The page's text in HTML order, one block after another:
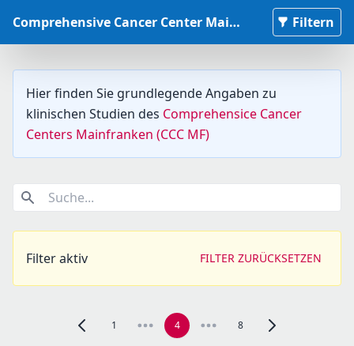
Comprehensive Cancer Center Mainfranken Studiendatenbank Filtern
Hier finden Sie grundlegende Angaben zu
klinischen Studien des Comprehensice Cancer
Centers Mainfranken (CCC MF)
Suche...
Filter aktiv FILTER ZURÜCKSETZEN
Zur vorherigen Seite, Seite 3 navigieren
1 4 8 Zur nächsten